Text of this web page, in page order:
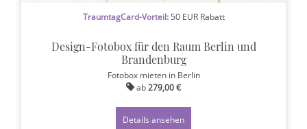
TraumtagCard-Vorteil:50 EUR Rabatt
Design-Fotobox für den Raum Berlin und
Brandenburg
Fotobox mieten in Berlin
ab279,00 €
Details ansehen